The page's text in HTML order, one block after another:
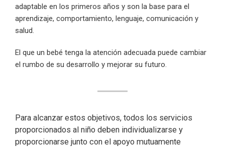
adaptable en los primeros años y son la base para el
aprendizaje, comportamiento, lenguaje, comunicación y
salud.
El que un bebé tenga la atención adecuada puede cambiar
el rumbo de su desarrollo y mejorar su futuro.
Para alcanzar estos objetivos, todos los servicios
proporcionados al niño deben individualizarse y
proporcionarse junto con el apoyo mutuamente